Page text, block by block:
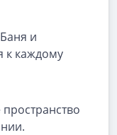
Баня и
к каждому